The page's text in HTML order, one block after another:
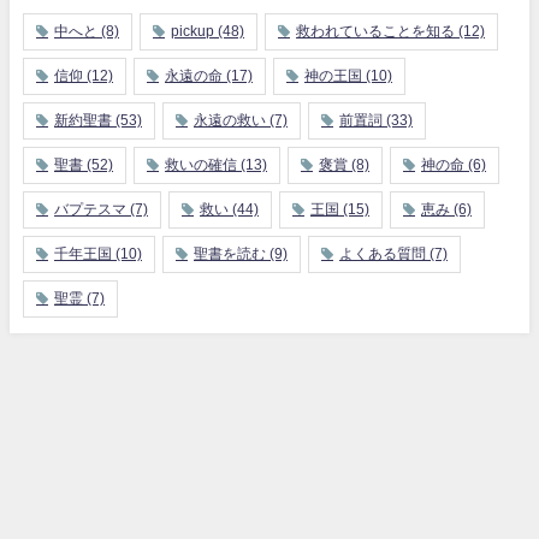
中へと (8) pickup (48) 救われていることを知る (12)
信仰 (12) 永遠の命 (17) 神の王国 (10)
新約聖書 (53) 永遠の救い (7) 前置詞 (33)
聖書 (52) 救いの確信 (13) 褒賞 (8) 神の命 (6)
バプテスマ (7) 救い (44) 王国 (15) 恵み (6)
千年王国 (10) 聖書を読む (9) よくある質問 (7)
聖霊 (7)